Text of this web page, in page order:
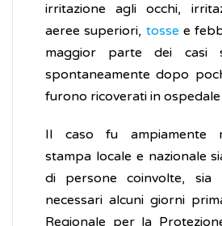
irritazione agli occhi,
aeree superiori, tosse e
maggior parte dei casi
spontaneamente dopo
furono ricoverati in
Il caso fu ampiamente
stampa locale e nazionale
di persone coinvolte, sia
necessari alcuni giorni
Regionale per la